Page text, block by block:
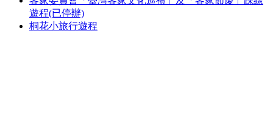
遊程(已停辦)
桐花小旅行遊程